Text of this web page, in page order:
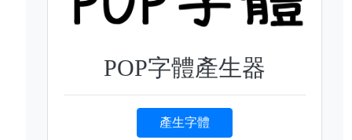
POP字體產生器
產生字體